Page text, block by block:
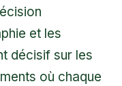
et les
décisif sur les
où chaque